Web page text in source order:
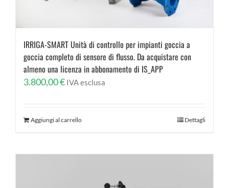
IRRIGA-SMART Unità di controllo per impianti goccia a
goccia completo di sensore di flusso. Da acquistare con
almeno una licenza in abbonamento di IS_APP
3.800,00€ IVA esclusa
Aggiungi al carrello Dettagli